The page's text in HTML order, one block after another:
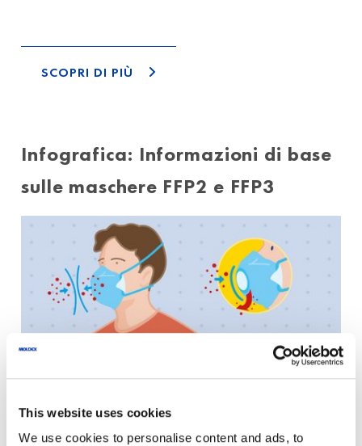
This website uses cookies
We use cookies to personalise content and ads, to
SCOPRI DI PIÙ
Infografica: Informazioni di base
sulle maschere FFP2 e FFP3
Scopri informazioni importanti sui respiratori FFP2 e
espirazione e molto altro.